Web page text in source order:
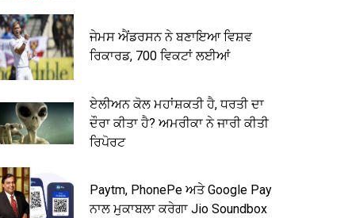
ਜੇਮਸ ਐਂਡਰਸਨ ਨੇ ਬਣਾਇਆ ਵਿਸ਼ਵ
ਰਿਕਾਰਡ, 700 ਵਿਕਟਾਂ ਲਈਆਂ
ਏਲੀਅਨ ਕੋਲ ਮਹਾਂਸ਼ਕਤੀ ਹੈ, ਧਰਤੀ ਦਾ
ਦੌਰਾ ਕੀਤਾ ਹੈ? ਅਮਰੀਕਾ ਨੇ ਜਾਰੀ ਕੀਤੀ
ਰਿਪੋਰਟ
Paytm, PhonePe ਅਤੇ Google Pay
ਨਾਲ ਮੁਕਾਬਲਾ ਕਰੇਗਾ Jio Soundbox